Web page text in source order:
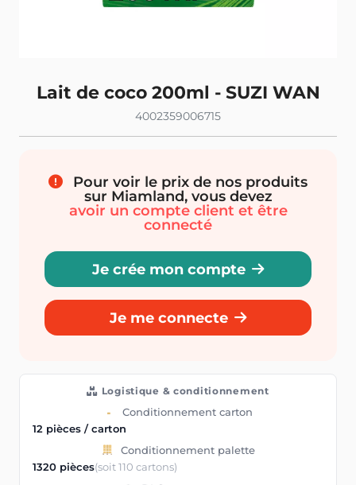
Lait de coco 200ml - SUZI WAN
4002359006715
Pour voir le prix de nos produits
sur Miamland, vous devez
avoir un compte client et être
connecté
Je crée mon compte
Je me connecte
Logistique & conditionnement
Conditionnement carton
12 pièces / carton
Conditionnement palette
1320 pièces(soit 110 cartons)